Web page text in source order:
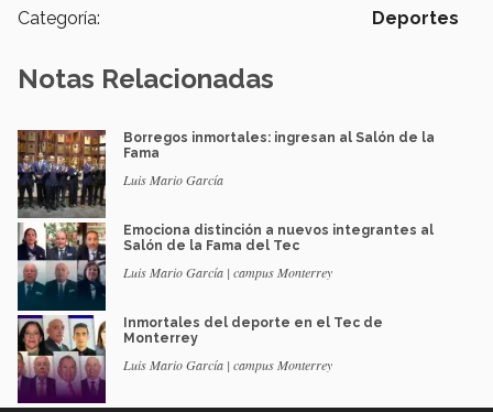
Categoría: Deportes
Notas Relacionadas
Borregos inmortales: ingresan al Salón de la
Fama
Luis Mario García
Emociona distinción a nuevos integrantes al
Salón de la Fama del Tec
Luis Mario García | campus Monterrey
Inmortales del deporte en el Tec de
Monterrey
Luis Mario García | campus Monterrey